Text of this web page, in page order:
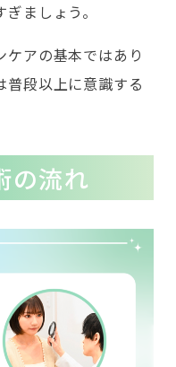
ましょう。
ケアの基本ではあり
普段以上に意識する
の流れ